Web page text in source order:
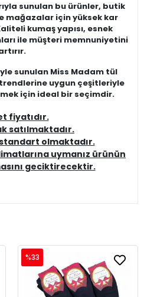
sunulan bu ürünler, butik
mağazalar için yüksek kar
kumaş yapısı, esnek
ile müşteri memnuniyetini
sunulan Miss Madam tül
uygun çeşitleriyle
için ideal bir seçimdir.
fiyatıdır.
satılmaktadır.
olmaktadır.
uymanız ürünün
geciktirecektir.
%33